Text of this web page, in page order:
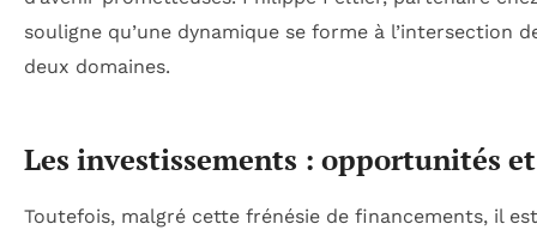
souligne qu’une dynamique se forme à l’intersection
deux domaines.
Les investissements : opportunités
Toutefois, malgré cette frénésie de financements, il